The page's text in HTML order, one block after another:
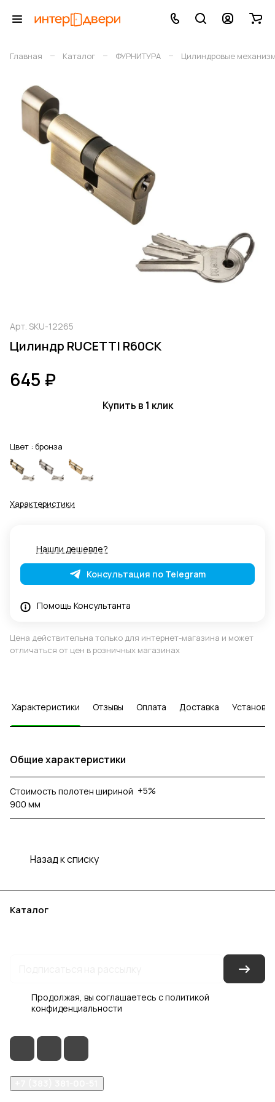
Главная – Каталог – ФУРНИТУРА – Цилиндровые
Арт. SKU-12265
Цилиндр RUCETTI R60CK
645 ₽
Купить в 1 клик
Цвет : бронза
Характеристики
Нашли дешевле?
Консультация по Telegram
Помощь Консультанта
Цена действительна только для интернет-магазина и может
отличаться от цен в розничных магазинах
Характеристики Отзывы Оплата Доставка Установка
Общие характеристики
Стоимость полотен шириной
900 мм
+5%
Назад к списку
Каталог
Продолжая, вы соглашаетесь сполитикой
конфиденциальности